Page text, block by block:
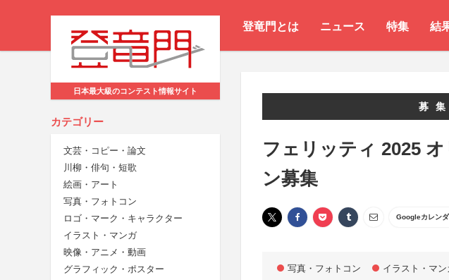
登竜門とは ニュース 特集 結
日本最大級のコンテスト情報サイト
カテゴリー
文芸・コピー・論文
川柳・俳句・短歌
絵画・アート
写真・フォトコン
ロゴ・マーク・キャラクター
イラスト・マンガ
映像・アニメ・動画
グラフィック・ポスター
募
フェリッティ 2025
ン募集
Googleカレン
写真・フォトコン イラスト・マン